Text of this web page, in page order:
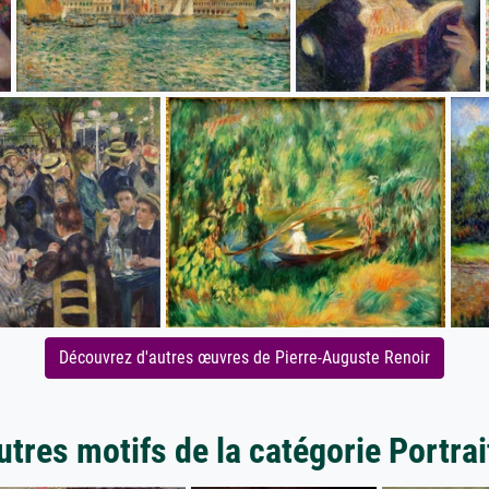
Découvrez d'autres œuvres de Pierre-Auguste Renoir
motifs de la catégorie